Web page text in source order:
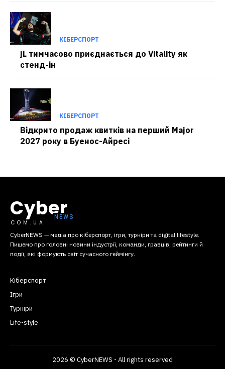
КІБЕРСПОРТ
jL тимчасово приєднається до Vitality як
стенд-ін
КІБЕРСПОРТ
Відкрито продаж квитків на перший Major
2027 року в Буенос-Айресі
Cyber
COM.UA
CyberNEWS — медіа про кіберспорт, ігри, турніри та digital lifestyle.
Пишемо про головні новини індустрії, команди, гравців, рейтинги й
події, які формують світ сучасного геймінгу.
Кіберспорт
Ігри
Турніри
Life-style
2026 © CyberNEWS - All rights reserved